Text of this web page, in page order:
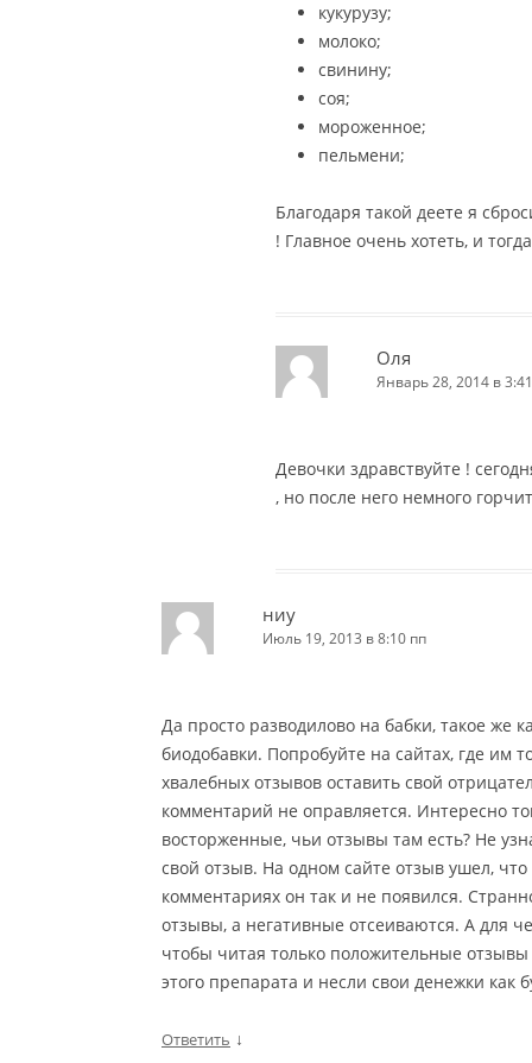
кукурузу;
молоко;
свинину;
соя;
мороженное;
пельмени;
Благодаря такой деете я
! Главное очень хотеть, и
Оля
Январь 28, 2014 в
Девочки здравствуйте !
, но после него немного
ниу
Июль 19, 2013 в 8:10 пп
Да просто разводилово на бабки, такое же
биодобавки. Попробуйте на сайтах, где им
хвалебных отзывов оставить свой
комментарий не оправляется. Интересно
восторженные, чьи отзывы там есть? Не
свой отзыв. На одном сайте отзыв ушел, что
комментариях он так и не появился.
отзывы, а негативные отсеиваются. А для
чтобы читая только положительные
этого препарата и несли свои денежки как
Ответить ↓